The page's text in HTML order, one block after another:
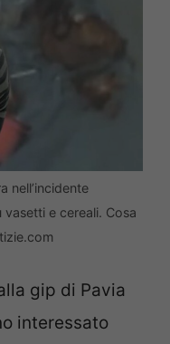
nell’incidente
e cereali. Cosa
gip di Pavia
interessato